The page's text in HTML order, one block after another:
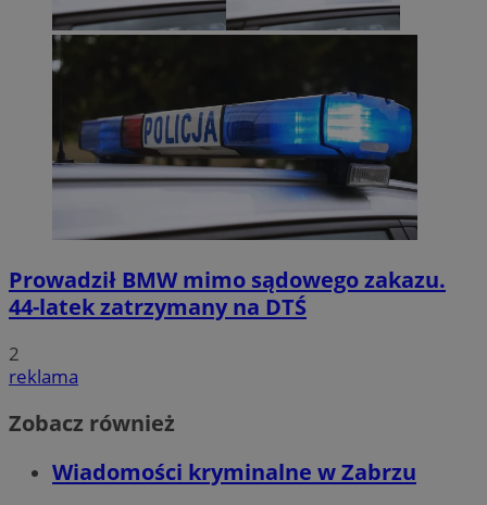
Prowadził BMW mimo sądowego zakazu.
44-latek zatrzymany na DTŚ
2
reklama
Zobacz również
Wiadomości kryminalne w Zabrzu